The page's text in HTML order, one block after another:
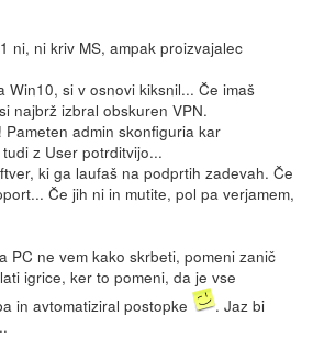
ni, ni kriv MS, ampak proizvajalec
Win10, si v osnovi kiksnil... Če imaš
najbrž izbral obskuren VPN.
Pameten admin skonfiguria kar
z User potrditvijo...
ki ga laufaš na podprtih zadevah. Če
Če jih ni in mutite, pol pa verjamem,
PC ne vem kako skrbeti, pomeni zanič
igrice, ker to pomeni, da je vse
in avtomatiziral postopke
. Jaz bi